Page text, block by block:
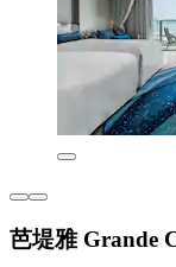
芭堤雅 Grande